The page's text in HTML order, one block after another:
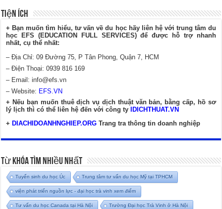
Tiện Ích
+ Bạn muốn tìm hiểu, tư vấn về du học hãy liên hệ với trung tâm du
học EFS (EDUCATION FULL SERVICES) để được hỗ trợ nhanh
nhất, cụ thể nhất:
– Địa Chỉ: 09 Đường 75, P Tân Phong, Quận 7, HCM
– Điện Thoại: 0939 816 169
– Email:info@efs.vn
– Website: EFS.VN
+ Nếu bạn muốn thuê dịch vụ dịch thuật văn bản, bằng cấp, hồ sơ
lý lịch thì có thể liên hệ đến với công ty
IDICHTHUAT.VN
+ DIACHIDOANHNGHIEP.ORG Trang tra thông tin doanh nghiệp
Từ Khóa Tìm Nhiều Nhất
Tuyển sinh du học Úc Trung tâm tư vấn du học Mỹ tại TPHCM
viện phát triển nguồn lực - đại học trà vinh xem điểm
Tư vấn du học Canada tại Hà Nội Trường Đại học Trà Vinh ở Hà Nội